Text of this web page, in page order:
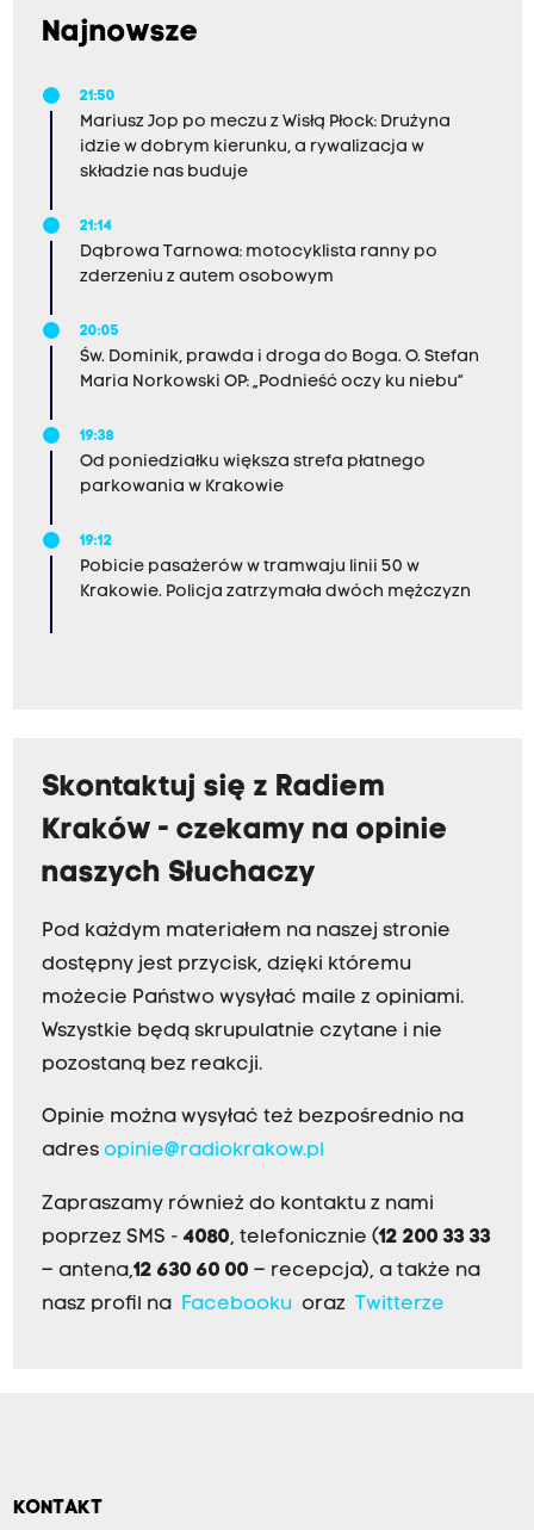
Najnowsze
21:50
Mariusz Jop po meczu z Wisłą Płock: Drużyna
idzie w dobrym kierunku, a rywalizacja w
składzie nas buduje
21:14
Dąbrowa Tarnowa: motocyklista ranny po
zderzeniu z autem osobowym
20:05
Św. Dominik, prawda i droga do Boga. O. Stefan
Maria Norkowski OP: „Podnieść oczy ku niebu”
19:38
Od poniedziałku większa strefa płatnego
parkowania w Krakowie
19:12
Pobicie pasażerów w tramwaju linii 50 w
Krakowie. Policja zatrzymała dwóch mężczyzn
Skontaktuj się z Radiem
Kraków - czekamy na opinie
naszych Słuchaczy
Pod każdym materiałem na naszej stronie
dostępny jest przycisk, dzięki któremu
możecie Państwo wysyłać maile z opiniami.
Wszystkie będą skrupulatnie czytane i nie
pozostaną bez reakcji.
Opinie można wysyłać też bezpośrednio na
adres opinie@radiokrakow.pl
Zapraszamy również do kontaktu z nami
poprzez SMS - 4080, telefonicznie (12 200 33 33
– antena,12 630 60 00 – recepcja), a także na
nasz profil na
Facebookuoraz Twitterze
KONTAKT